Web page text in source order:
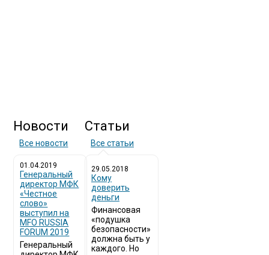
Новости
Все новости
01.04.2019
Генеральный
директор МФК
«Честное
слово»
выступил на
MFO RUSSIA
FORUM 2019
Генеральный
Статьи
Все статьи
29.05.2018
Кому
доверить
деньги
Финансовая
«подушка
безопасности»
должна быть у
каждого. Но